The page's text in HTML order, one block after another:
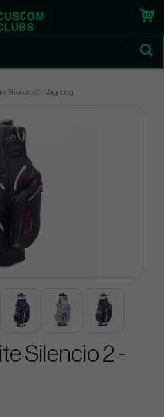
Silencio 2 - Vagnbag
Silencio 2 -